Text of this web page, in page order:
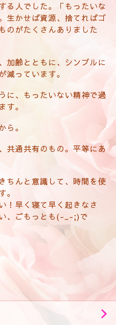
る人でした。「もったいな
生かせば資源、捨てればゴ
のがたくさんありました
加齢とともに、シンプルに
減っています。
に、もったいない精神で過
す。
ら。
共通共有のもの。平等にあ
ちんと意識して、時間を使
。
！早く寝て早く起きなさ
、ごもっとも(-_-;)で